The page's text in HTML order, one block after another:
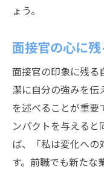
ょう。
面接官の心に
面接官の印象に残る
潔に自分の強みを伝
を述べることが重要
ンパクトを与えると
ば、「私は変化への
す。前職でも新たな